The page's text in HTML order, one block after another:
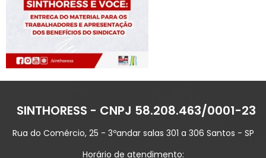
SINTHORESS - CNPJ 58.208.463/0001-23
Rua do Comércio, 25 - 3ºandar salas 301 a 306 Santos - SP
Horário de atendimento: